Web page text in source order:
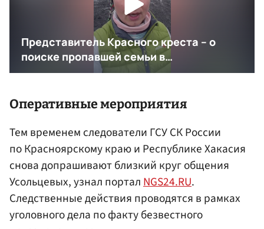
Оперативные мероприятия
Тем временем следователи ГСУ СК России
по Красноярскому краю и Республике Хакасия
снова допрашивают близкий круг общения
Усольцевых, узнал порталNGS24.RU.
Следственные действия проводятся в рамках
уголовного дела по факту безвестного